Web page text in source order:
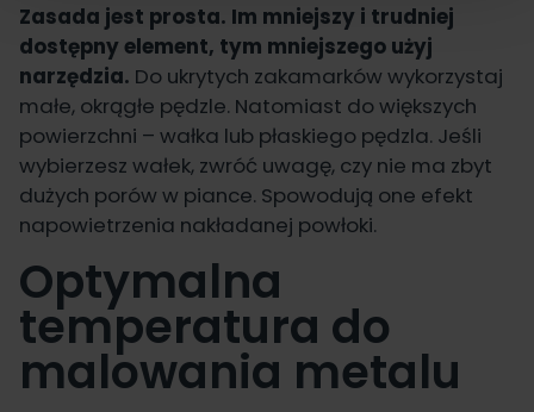
Zasada jest prosta. Im mniejszy i trudniej
dostępny element, tym mniejszego użyj
narzędzia. Do ukrytych zakamarków wykorzystaj
małe, okrągłe pędzle. Natomiast do większych
powierzchni – wałka lub płaskiego pędzla. Jeśli
wybierzesz wałek, zwróć uwagę, czy nie ma zbyt
dużych porów w piance. Spowodują one efekt
napowietrzenia nakładanej powłoki.
Optymalna
temperatura do
malowania metalu